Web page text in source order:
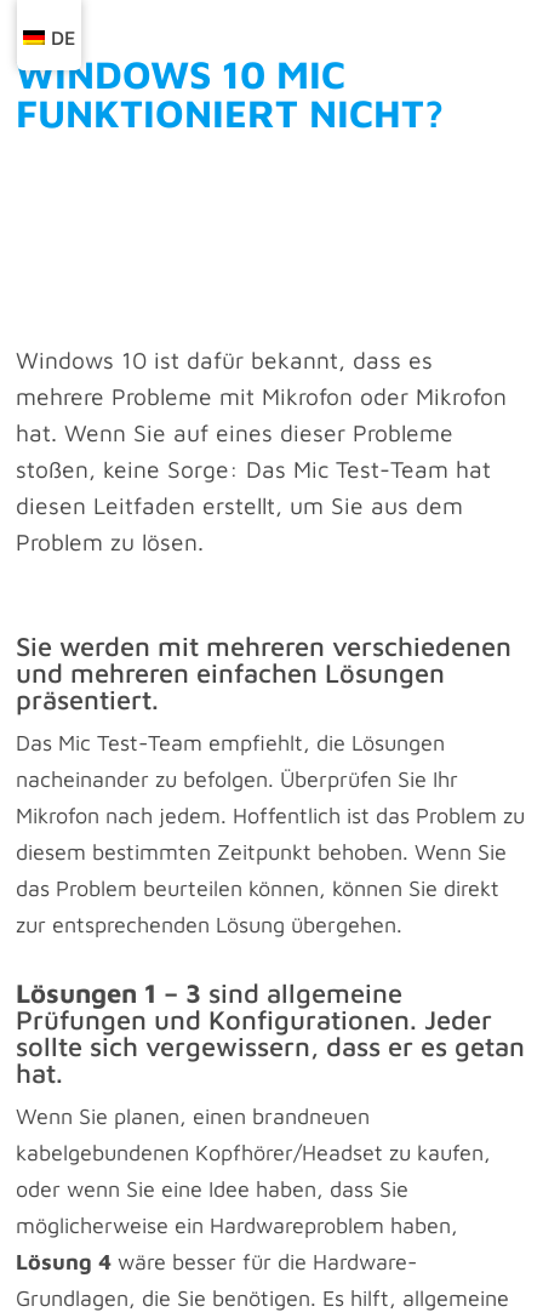
WINDOWS 10 MIC
FUNKTIONIERT NICHT?
Windows 10 ist dafür bekannt, dass es
mehrere Probleme mit Mikrofon oder Mikrofon
hat. Wenn Sie auf eines dieser Probleme
stoßen, keine Sorge: Das Mic Test-Team hat
diesen Leitfaden erstellt, um Sie aus dem
Problem zu lösen.
Sie werden mit mehreren verschiedenen
und mehreren einfachen Lösungen
präsentiert.
Das Mic Test-Team empfiehlt, die Lösungen
nacheinander zu befolgen. Überprüfen Sie Ihr
Mikrofon nach jedem. Hoffentlich ist das Problem zu
diesem bestimmten Zeitpunkt behoben. Wenn Sie
das Problem beurteilen können, können Sie direkt
zur entsprechenden Lösung übergehen.
Lösungen 1 – 3 sind allgemeine
Prüfungen und Konfigurationen. Jeder
sollte sich vergewissern, dass er es getan
hat.
Wenn Sie planen, einen brandneuen
kabelgebundenen Kopfhörer/Headset zu kaufen,
oder wenn Sie eine Idee haben, dass Sie
möglicherweise ein Hardwareproblem haben,
Lösung 4 wäre besser für die Hardware-
Grundlagen, die Sie benötigen. Es hilft, allgemeine
DE